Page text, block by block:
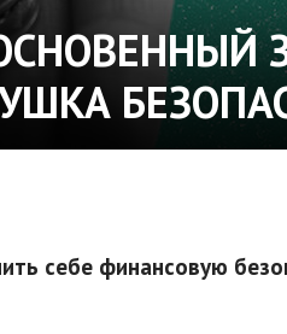
себе финансовую